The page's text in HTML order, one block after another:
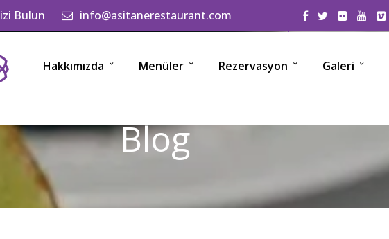
Bulun info@asitanerestaurant.com
Hakkımızda Menüler Rezervasyon Galeri
Blog